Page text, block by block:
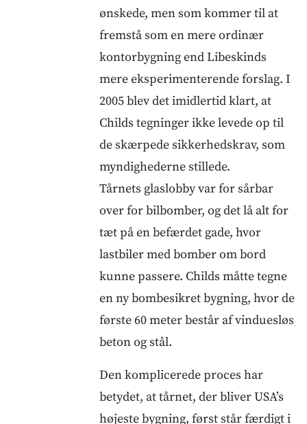
ønskede, men som kommer til at
fremstå som en mere ordinær
kontorbygning end Libeskinds
mere eksperimenterende forslag. I
2005 blev det imidlertid klart, at
Childs tegninger ikke levede op til
de skærpede sikkerhedskrav, som
myndighederne stillede.
Tårnets glaslobby var for sårbar
over for bilbomber, og det lå alt for
tæt på en befærdet gade, hvor
lastbiler med bomber om bord
kunne passere. Childs måtte tegne
en ny bombesikret bygning, hvor de
første 60 meter består af vinduesløs
beton og stål.
Den komplicerede proces har
betydet, at tårnet, der bliver USA’s
højeste bygning, først står færdigt i